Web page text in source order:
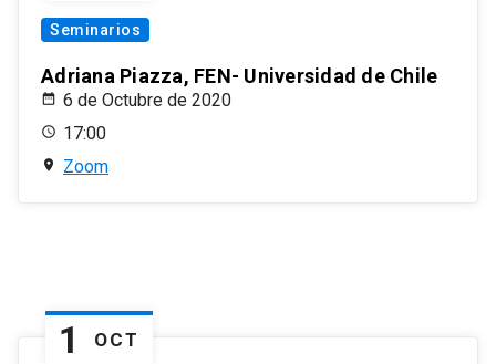
Seminarios
Adriana Piazza, FEN- Universidad de Chile
6 de Octubre de 2020
17:00
Zoom
1 OCT